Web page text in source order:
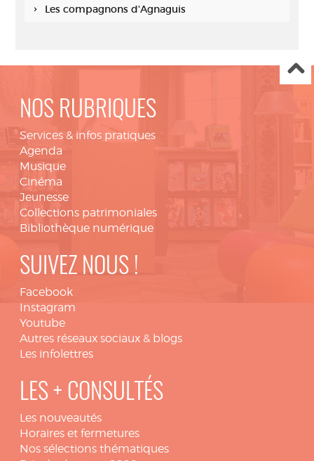
Les compagnons d'Agnaguis
NOS RUBRIQUES
Services & infos pratiques
Agenda
Musique
Cinéma
Jeunesse
Collections patrimoniales
Bibliothèque numérique
SUIVEZ NOUS !
Facebook
Instagram
Youtube
Autres réseaux sociaux & blogs
Les infolettres
LES + CONSULTÉS
Les nouveautés
Horaires et fermetures
Nos sélections thématiques